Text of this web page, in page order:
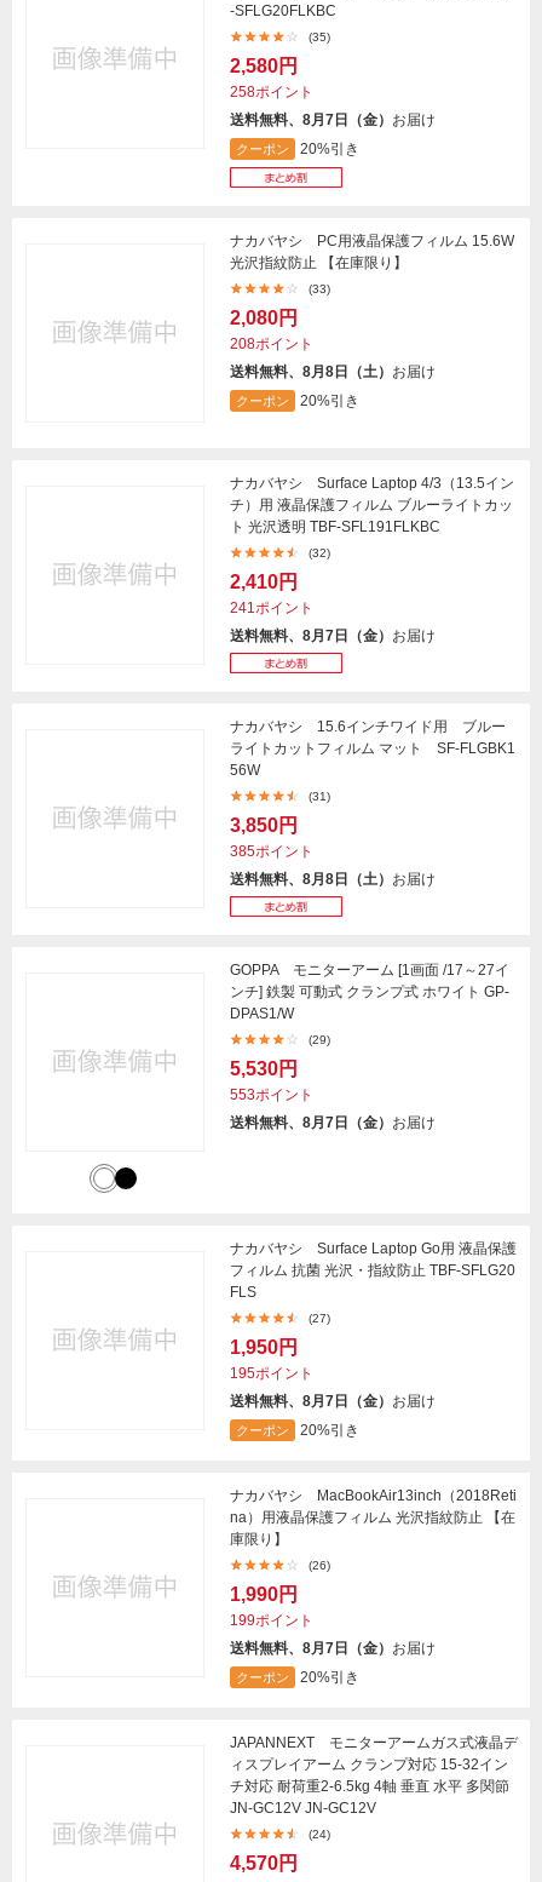
-SFLG20FLKBC
(35)
2,580円
258ポイント
送料無料、8月7日（金） お届け
クーポン 20%引き
ナカバヤシ PC用液晶保護フィルム 15.6W
光沢指紋防止 【在庫限り】
(33)
2,080円
208ポイント
送料無料、8月8日（土） お届け
クーポン 20%引き
ナカバヤシ Surface Laptop 4/3（13.5イン
チ）用 液晶保護フィルム ブルーライトカッ
ト 光沢透明 TBF-SFL191FLKBC
(32)
2,410円
241ポイント
送料無料、8月7日（金） お届け
ナカバヤシ 15.6インチワイド用 ブルー
ライトカットフィルム マット SF-FLGBK1
56W
(31)
3,850円
385ポイント
送料無料、8月8日（土） お届け
GOPPA モニターアーム [1画面 /17～27イ
ンチ] 鉄製 可動式 クランプ式 ホワイト GP-
DPAS1/W
(29)
5,530円
553ポイント
送料無料、8月7日（金） お届け
ナカバヤシ Surface Laptop Go用 液晶保護
フィルム 抗菌 光沢・指紋防止 TBF-SFLG20
FLS
(27)
1,950円
195ポイント
送料無料、8月7日（金） お届け
クーポン 20%引き
ナカバヤシ MacBookAir13inch（2018Reti
na）用液晶保護フィルム 光沢指紋防止 【在
庫限り】
(26)
1,990円
199ポイント
送料無料、8月7日（金） お届け
クーポン 20%引き
JAPANNEXT モニターアームガス式液晶デ
ィスプレイアーム クランプ対応 15-32イン
チ対応 耐荷重2-6.5kg 4軸 垂直 水平 多関節
JN-GC12V JN-GC12V
(24)
4,570円